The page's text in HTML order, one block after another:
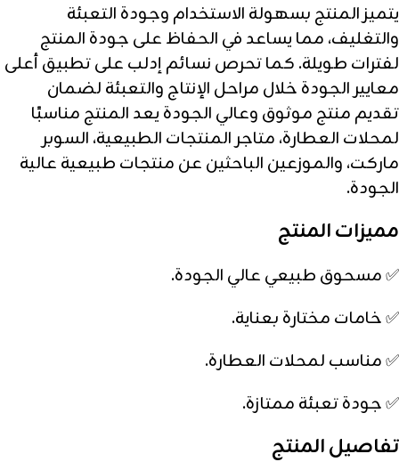
يتميز المنتج بسهولة الاستخدام وجودة التعبئة
والتغليف، مما يساعد في الحفاظ على جودة المنتج
لفترات طويلة. كما تحرص نسائم إدلب على تطبيق أعلى
معايير الجودة خلال مراحل الإنتاج والتعبئة لضمان
تقديم منتج موثوق وعالي الجودة يعد المنتج مناسبًا
لمحلات العطارة، متاجر المنتجات الطبيعية، السوبر
ماركت، والموزعين الباحثين عن منتجات طبيعية عالية
الجودة.
مميزات المنتج
✅ مسحوق طبيعي عالي الجودة.
✅ خامات مختارة بعناية.
✅ مناسب لمحلات العطارة.
✅ جودة تعبئة ممتازة.
تفاصيل المنتج